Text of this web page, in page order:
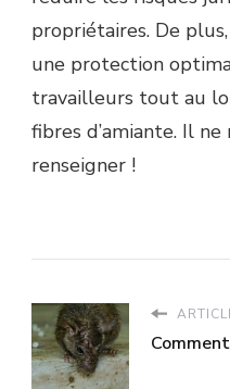
propriétaires. De
une protection
travailleurs tout au
fibres d’amiante. Il
renseigner !